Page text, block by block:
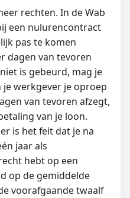
rechten. In de Wab
een nulurencontract
pas te komen
dagen van tevoren
is gebeurd, mag je
werkgever je oproep
van tevoren afzegt,
van je loon.
is het feit dat je na
jaar als
hebt op een
op de gemiddelde
voorafgaande twaalf